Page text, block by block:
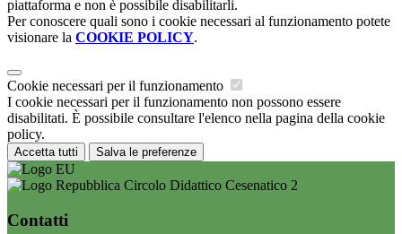
piattaforma e non è possibile disabilitarli.
Per conoscere quali sono i cookie necessari al funzionamento potete
visionare la COOKIE POLICY.
Cookie necessari per il funzionamento
I cookie necessari per il funzionamento non possono essere
disabilitati. È possibile consultare l'elenco nella pagina della cookie
policy.
Accetta tutti Salva le preferenze
Circolo Didattico Cesenatico 2
Contatti